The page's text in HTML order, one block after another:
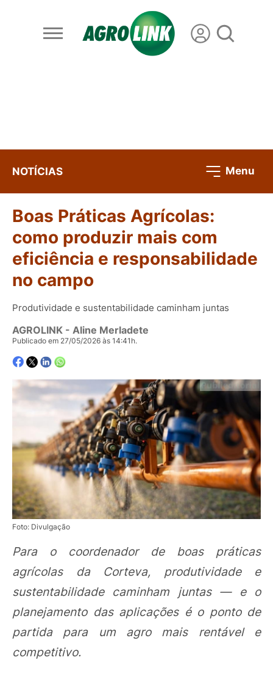
NOTÍCIAS Menu
Boas Práticas Agrícolas:
como produzir mais com
eficiência e responsabilidade
no campo
Produtividade e sustentabilidade caminham juntas
AGROLINK - Aline Merladete
Publicado em 27/05/2026 às 14:41h.
Foto: Divulgação
Para o coordenador de boas práticas
agrícolas da Corteva, produtividade e
sustentabilidade caminham juntas — e o
planejamento das aplicações é o ponto de
partida para um agro mais rentável e
competitivo.